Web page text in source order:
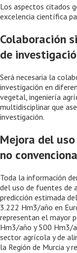
Los aspectos citados
excelencia científica
Colaboración
de
Será necesaria la
investigación en
vegetal, ingeniería
multidisciplinar que
investigación.
Mejora del
no
Toda la información
del uso de fuentes de
predicción estimada
3.222 Hm3/año en
representan el mayor
Hm3/año y 500 Hm3/
sector agrícola y de
la Región de Murcia y